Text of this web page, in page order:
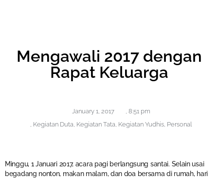
Mengawali 2017 dengan
Rapat Keluarga
January 1, 2017 , 8:51 pm
, Kegiatan Duta, Kegiatan Tata, Kegiatan Yudhis, Personal
Minggu, 1 Januari 2017, acara pagi berlangsung santai. Selain usai
begadang nonton, makan malam, dan doa bersama di rumah, hari